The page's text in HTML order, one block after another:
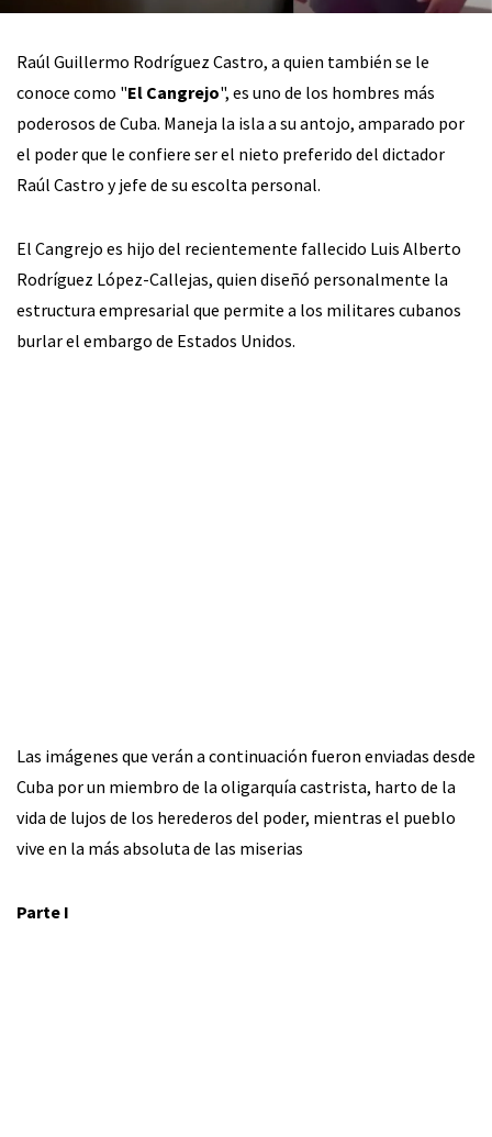
Raúl Guillermo Rodríguez Castro, a quien también se le
conoce como "El Cangrejo", es uno de los hombres más
poderosos de Cuba. Maneja la isla a su antojo, amparado por
el poder que le confiere ser el nieto preferido del dictador
Raúl Castro y jefe de su escolta personal.
El Cangrejo es hijo del recientemente fallecido Luis Alberto
Rodríguez López-Callejas, quien diseñó personalmente la
estructura empresarial que permite a los militares cubanos
burlar el embargo de Estados Unidos.
Las imágenes que verán a continuación fueron enviadas desde
Cuba por un miembro de la oligarquía castrista, harto de la
vida de lujos de los herederos del poder, mientras el pueblo
vive en la más absoluta de las miserias
Parte I